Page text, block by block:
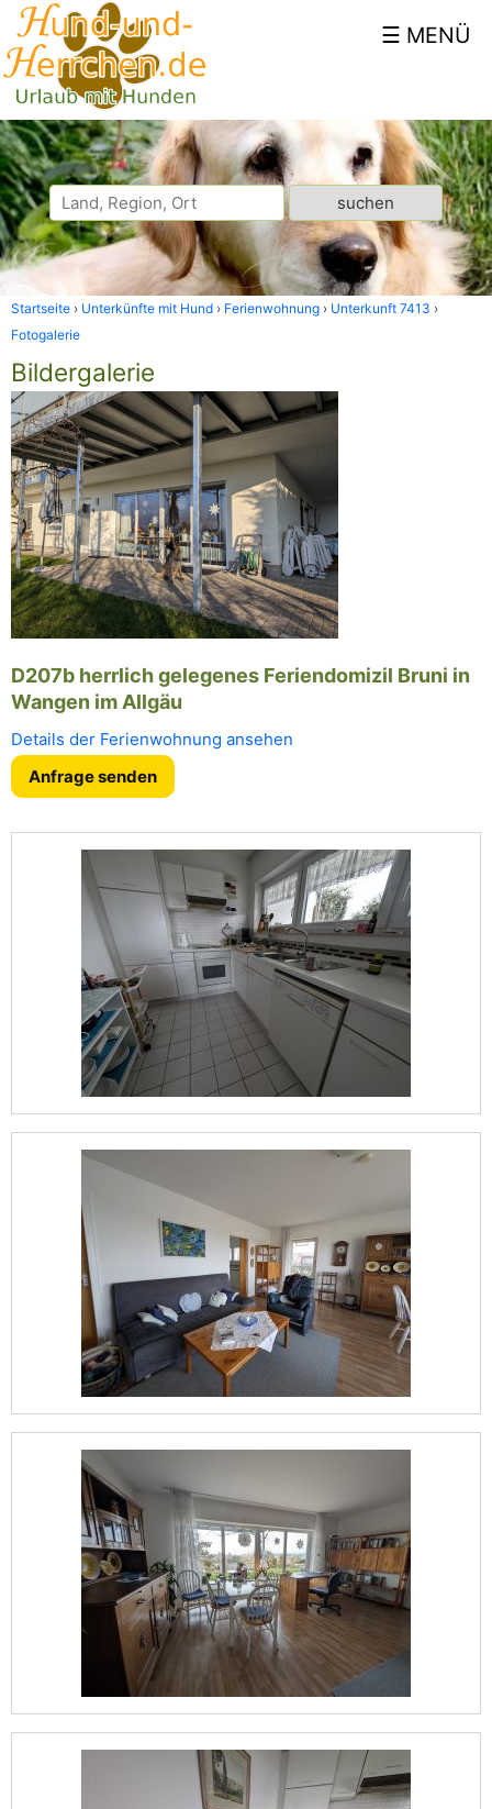
Startseite Unterkünfte mit Hund Ferienwohnung
Unterkunft 7413
Fotogalerie
Bildergalerie
D207b herrlich gelegenes Feriendomizil Bruni in
Wangen im Allgäu
Details der Ferienwohnung ansehen
Anfrage senden